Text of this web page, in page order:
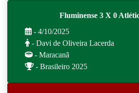
Fluminense 3 X 0
- 4/10/2025
- Davi de Oliveira Lacerda
- Maracanã
- Brasileiro 2025